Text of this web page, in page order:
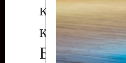
Бендеры ,